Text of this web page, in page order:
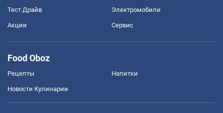
Тест Драйв Электромобили
Акции Сервис
Food Oboz
Рецепты Напитки
Новости Кулинарии